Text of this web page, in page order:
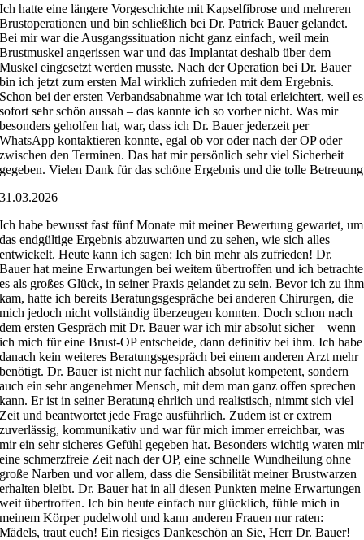
Ich hatte eine längere Vorgeschichte mit Kapselfibrose und mehreren
Brustoperationen und bin schließlich bei Dr. Patrick Bauer gelandet.
Bei mir war die Ausgangssituation nicht ganz einfach, weil mein
Brustmuskel angerissen war und das Implantat deshalb über dem
Muskel eingesetzt werden musste. Nach der Operation bei Dr. Bauer
bin ich jetzt zum ersten Mal wirklich zufrieden mit dem Ergebnis.
Schon bei der ersten Verbandsabnahme war ich total erleichtert, weil es
sofort sehr schön aussah – das kannte ich so vorher nicht. Was mir
besonders geholfen hat, war, dass ich Dr. Bauer jederzeit per
WhatsApp kontaktieren konnte, egal ob vor oder nach der OP oder
zwischen den Terminen. Das hat mir persönlich sehr viel Sicherheit
gegeben. Vielen Dank für das schöne Ergebnis und die tolle Betreuung
31.03.2026
Ich habe bewusst fast fünf Monate mit meiner Bewertung gewartet, um
das endgültige Ergebnis abzuwarten und zu sehen, wie sich alles
entwickelt. Heute kann ich sagen: Ich bin mehr als zufrieden! Dr.
Bauer hat meine Erwartungen bei weitem übertroffen und ich betrachte
es als großes Glück, in seiner Praxis gelandet zu sein. Bevor ich zu ihm
kam, hatte ich bereits Beratungsgespräche bei anderen Chirurgen, die
mich jedoch nicht vollständig überzeugen konnten. Doch schon nach
dem ersten Gespräch mit Dr. Bauer war ich mir absolut sicher – wenn
ich mich für eine Brust-OP entscheide, dann definitiv bei ihm. Ich habe
danach kein weiteres Beratungsgespräch bei einem anderen Arzt mehr
benötigt. Dr. Bauer ist nicht nur fachlich absolut kompetent, sondern
auch ein sehr angenehmer Mensch, mit dem man ganz offen sprechen
kann. Er ist in seiner Beratung ehrlich und realistisch, nimmt sich viel
Zeit und beantwortet jede Frage ausführlich. Zudem ist er extrem
zuverlässig, kommunikativ und war für mich immer erreichbar, was
mir ein sehr sicheres Gefühl gegeben hat. Besonders wichtig waren mir
eine schmerzfreie Zeit nach der OP, eine schnelle Wundheilung ohne
große Narben und vor allem, dass die Sensibilität meiner Brustwarzen
erhalten bleibt. Dr. Bauer hat in all diesen Punkten meine Erwartungen
weit übertroffen. Ich bin heute einfach nur glücklich, fühle mich in
meinem Körper pudelwohl und kann anderen Frauen nur raten:
Mädels, traut euch! Ein riesiges Dankeschön an Sie, Herr Dr. Bauer!